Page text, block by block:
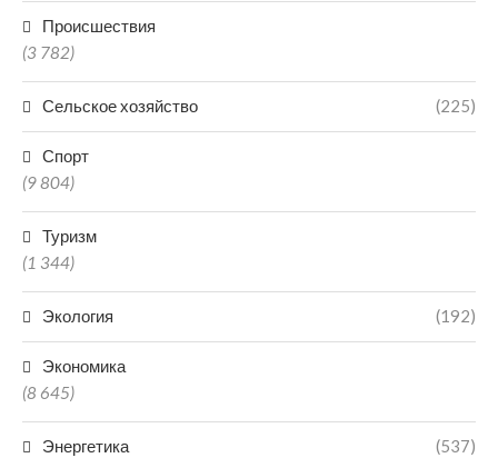
Происшествия
(3 782)
Сельское хозяйство (225)
Спорт
(9 804)
Туризм
(1 344)
Экология (192)
Экономика
(8 645)
Энергетика (537)